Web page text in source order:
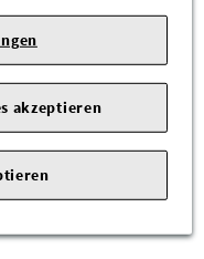
Ihres
akzeptieren